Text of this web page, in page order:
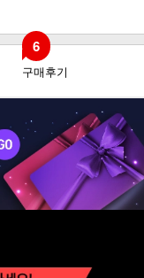
구매후기
6